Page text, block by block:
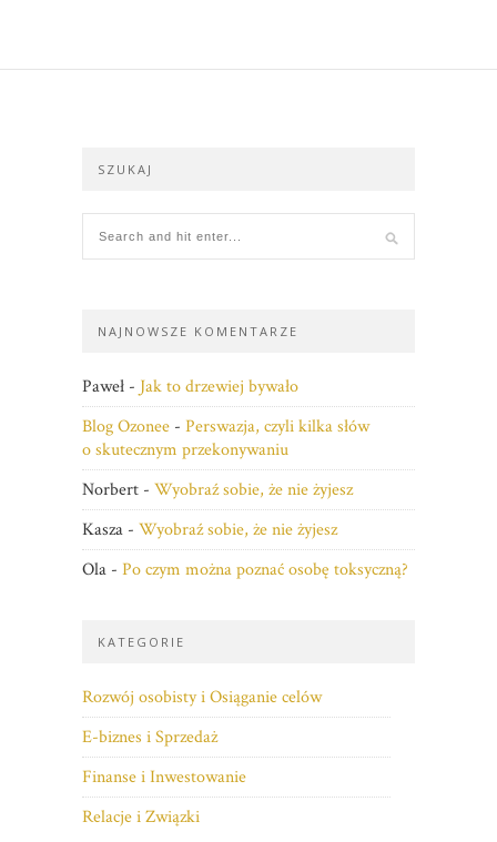
SZUKAJ
NAJNOWSZE KOMENTARZE
Paweł - Jak to drzewiej bywało
Blog Ozonee - Perswazja, czyli kilka słów
o skutecznym przekonywaniu
Norbert - Wyobraź sobie, że nie żyjesz
Kasza - Wyobraź sobie, że nie żyjesz
Ola - Po czym można poznać osobę toksyczną?
KATEGORIE
Rozwój osobisty i Osiąganie celów
E-biznes i Sprzedaż
Finanse i Inwestowanie
Relacje i Związki